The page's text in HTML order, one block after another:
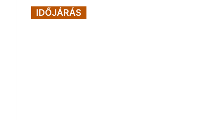
IDŐJÁRÁS